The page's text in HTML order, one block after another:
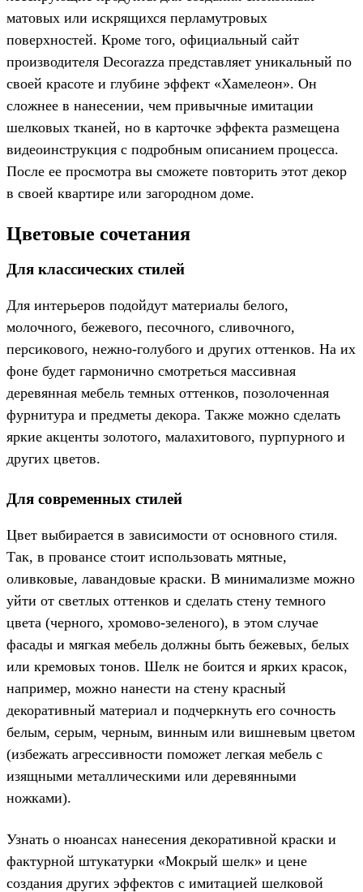
матовых или искрящихся перламутровых
поверхностей. Кроме того, официальный сайт
производителя Decorazza представляет уникальный по
своей красоте и глубине эффект «Хамелеон». Он
сложнее в нанесении, чем привычные имитации
шелковых тканей, но в карточке эффекта размещена
видеоинструкция с подробным описанием процесса.
После ее просмотра вы сможете повторить этот декор
в своей квартире или загородном доме.
Цветовые сочетания
Для классических стилей
Для интерьеров подойдут материалы белого,
молочного, бежевого, песочного, сливочного,
персикового, нежно-голубого и других оттенков. На их
фоне будет гармонично смотреться массивная
деревянная мебель темных оттенков, позолоченная
фурнитура и предметы декора. Также можно сделать
яркие акценты золотого, малахитового, пурпурного и
других цветов.
Для современных стилей
Цвет выбирается в зависимости от основного стиля.
Так, в провансе стоит использовать мятные,
оливковые, лавандовые краски. В минимализме можно
уйти от светлых оттенков и сделать стену темного
цвета (черного, хромово-зеленого), в этом случае
фасады и мягкая мебель должны быть бежевых, белых
или кремовых тонов. Шелк не боится и ярких красок,
например, можно нанести на стену красный
декоративный материал и подчеркнуть его сочность
белым, серым, черным, винным или вишневым цветом
(избежать агрессивности поможет легкая мебель с
изящными металлическими или деревянными
ножками).
Узнать о нюансах нанесения декоративной краски и
фактурной штукатурки «Мокрый шелк» и цене
создания других эффектов с имитацией шелковой